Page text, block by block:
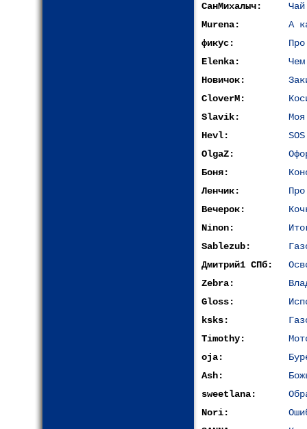
СанМихалыч:
Чай
Murena:
А
фикус:
Elenka:
Новичок:
CloverM:
Slavik:
Hevl:
OlgaZ:
Боня:
Ленчик:
Вечерок:
Ninon:
Sablezub:
Дмитрий1 СПб:
Zebra:
Gloss:
ksks:
Timothy:
oja:
Ash:
sweetlana:
Nori: